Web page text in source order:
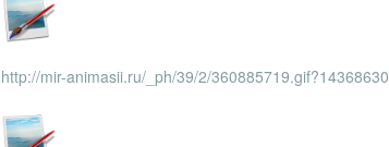
http://mir-animasii.ru/_ph/39/2/360885719.gif?14368630